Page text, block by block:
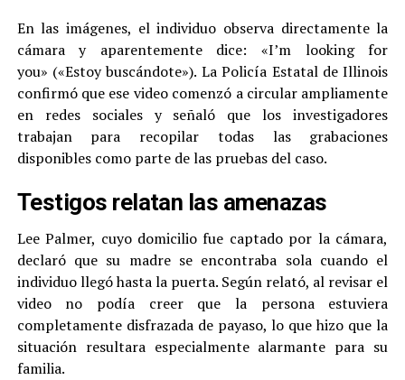
En las imágenes, el individuo observa directamente la
cámara y aparentemente dice: «I’m looking for
you» («Estoy buscándote»). La Policía Estatal de Illinois
confirmó que ese video comenzó a circular ampliamente
en redes sociales y señaló que los investigadores
trabajan para recopilar todas las grabaciones
disponibles como parte de las pruebas del caso.
Testigos relatan las amenazas
Lee Palmer, cuyo domicilio fue captado por la cámara,
declaró que su madre se encontraba sola cuando el
individuo llegó hasta la puerta. Según relató, al revisar el
video no podía creer que la persona estuviera
completamente disfrazada de payaso, lo que hizo que la
situación resultara especialmente alarmante para su
familia.